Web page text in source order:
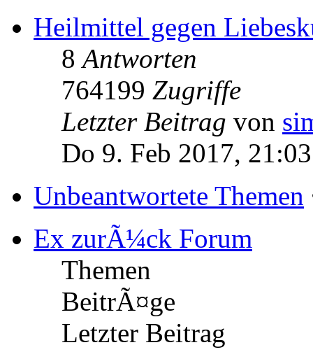
Heilmittel gegen
8Antworten
764199 Zugriffe
Letzter Beitrag von
Do 9. Feb 2017, 21:03
Unbeantwortete Themen
Ex zurÃ¼ck Forum
Themen
BeitrÃ¤ge
Letzter Beitrag